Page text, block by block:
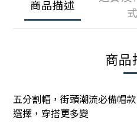
商品描述
式
商品
五分割帽，街頭潮流必備帽
選擇，穿搭更多變